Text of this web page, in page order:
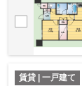
賃貸 | 一戸建て